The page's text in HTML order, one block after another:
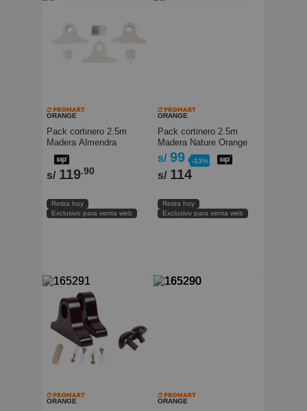
ORANGE
Pack cortinero 2.5m
Madera Almendra
Orange
s/ 119.90
Retira hoy
Exclusivo para venta web
ORANGE
Pack cortinero 2.5m
Madera Nature Orange
s/ 99 -13%
s/ 114
Retira hoy
Exclusivo para venta web
ORANGE ORANGE